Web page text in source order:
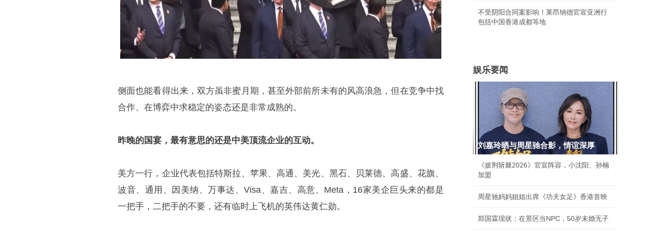
侧面也能看得出来，双方虽非蜜月期，甚至外部前所未有的风高浪急，但在竞争中找
合作、在博弈中求稳定的姿态还是非常成熟的。
昨晚的国宴，最有意思的还是中美顶流企业的互动。
美方一行，企业代表包括特斯拉、苹果、高通、美光、黑石、贝莱德、高盛、花旗、
波音、通用、因美纳、万事达、Visa、嘉吉、高意、Meta，16家美企巨头来的都是
一把手，二把手的不要，还有临时上飞机的英伟达黄仁勋。
不受阴阳合同案影响！莱昂纳德官宣亚洲行
包括中国香港成都等地
娱乐要闻
刘嘉玲晒与周星驰合影，情谊深厚
《披荆斩棘2026》官宣阵容，小沈阳、孙楠
加盟
周星驰妈妈姐姐出席《功夫女足》香港首映
郑国霖现状：在景区当NPC，50岁未婚无子